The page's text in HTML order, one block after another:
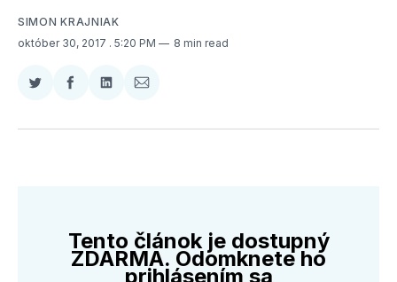
SIMON KRAJNIAK
október 30, 2017 . 5:20 PM 8 min read
Zdieľať
Twitter
Zdieľať
Facebooku
Zdieľať
LinkedIne
Zdieľať
E-
Tento článok je dostupný
ZDARMA. Odomknete ho
prihlásením sa